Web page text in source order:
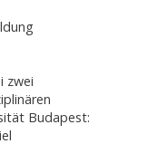
zwei
Budapest: